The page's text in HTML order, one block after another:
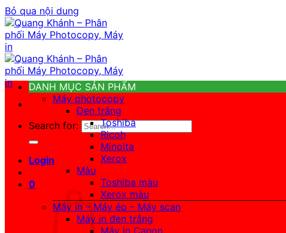
Bỏ qua nội dung
Search for:
Login
0
DANH MỤC SẢN PHẨM
Máy photocopy
Đen trắng
Toshiba
Ricoh
Minolta
Xerox
Màu
Toshiba màu
Xerox màu
Máy in – Máy ép – Máy scan
Máy in đen trắng
Máy in Canon